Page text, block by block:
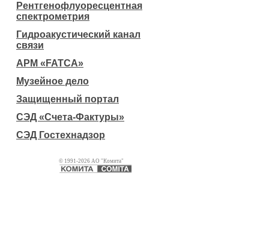
Рентгенофлуоресцентная
спектрометрия
Гидроакустический канал
связи
АРМ «FATCA»
Музейное дело
Защищенный портал
СЭД «Счета-Фактуры»
СЭД Гостехнадзор
© 1991-2026 АО "Комита"